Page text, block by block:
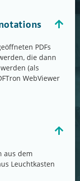
PDFs
die dann
(als
WebViewer
aus dem
Leuchtkasten